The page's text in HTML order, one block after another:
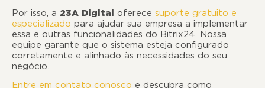
Por isso, a 23A Digital oferece suporte gratuito e
especializado para ajudar sua empresa a implementar
essa e outras funcionalidades do Bitrix24. Nossa
equipe garante que o sistema esteja configurado
corretamente e alinhado às necessidades do seu
negócio.
Entre em contato conosco e descubra como